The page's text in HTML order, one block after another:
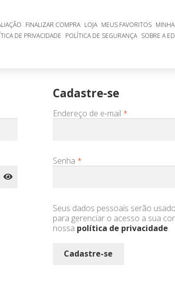
FINALIZAR COMPRA LOJA MEUS FAVORITOS
DE PRIVACIDADE POLÍTICA DE SEGURANÇA SOBRE A
SOBRE A EDITORA NOVO CONCEITO TROCAS
Cadastre-se
Endereço de e-mail *Obrigatório
Senha *Obrigatório
Seus dados pessoais serão
para gerenciar o acesso a sua
nossa política de privacidade.
Cadastre-se